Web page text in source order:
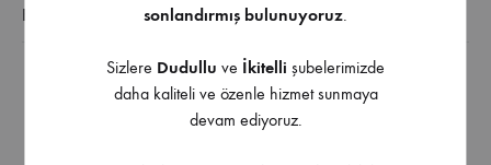
EK BILGI
Pencere önü montaja uygun
sonlandırmış bulunuyoruz.
Sizlere Dudullu ve İkitelli şubelerimizde
daha kaliteli ve özenle hizmet sunmaya
devam ediyoruz.